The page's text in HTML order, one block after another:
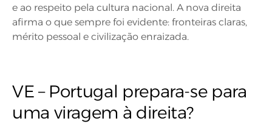
e ao respeito pela cultura nacional. A nova direita
afirma o que sempre foi evidente: fronteiras claras,
mérito pessoal e civilização enraizada.
VE – Portugal prepara-se para
uma viragem à direita?